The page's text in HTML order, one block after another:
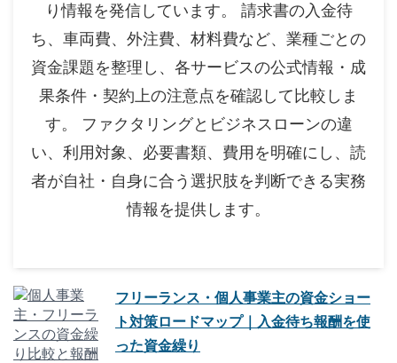
り情報を発信しています。 請求書の入金待
ち、車両費、外注費、材料費など、業種ごとの
資金課題を整理し、各サービスの公式情報・成
果条件・契約上の注意点を確認して比較しま
す。 ファクタリングとビジネスローンの違
い、利用対象、必要書類、費用を明確にし、読
者が自社・自身に合う選択肢を判断できる実務
情報を提供します。
フリーランス・個人事業主の資金ショー
ト対策ロードマップ｜入金待ち報酬を使
った資金繰り